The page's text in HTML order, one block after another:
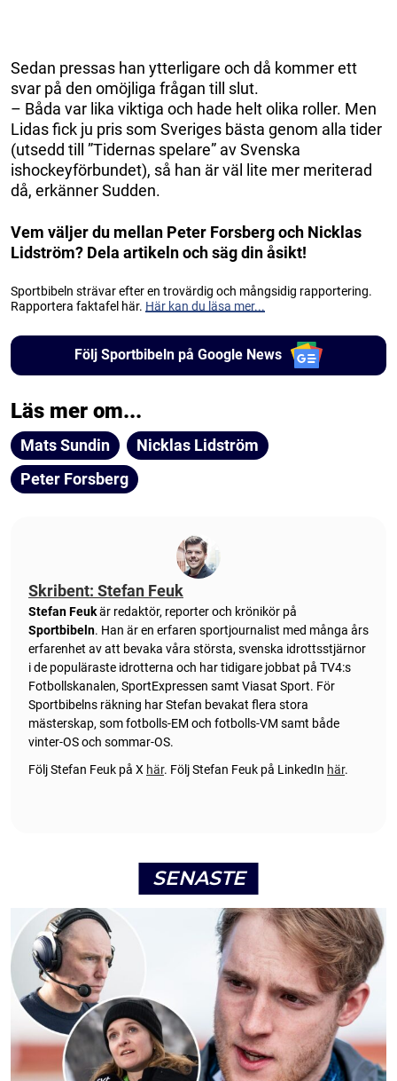
Sedan pressas han ytterligare och då kommer ett
svar på den omöjliga frågan till slut.
– Båda var lika viktiga och hade helt olika roller. Men
Lidas fick ju pris som Sveriges bästa genom alla tider
(utsedd till ”Tidernas spelare” av Svenska
ishockeyförbundet), så han är väl lite mer meriterad
då, erkänner Sudden.
Vem väljer du mellan Peter Forsberg och Nicklas
Lidström? Dela artikeln och säg din åsikt!
Sportbibeln strävar efter en trovärdig och mångsidig rapportering.
Rapportera faktafel här. Här kan du läsa mer...
Följ Sportbibeln på Google News
Läs mer om...
Mats Sundin
Nicklas Lidström
Peter Forsberg
Skribent: Stefan Feuk
Stefan Feukär redaktör, reporter och krönikör på
Sportbibeln. Han är en erfaren sportjournalist med många års
erfarenhet av att bevaka våra största, svenska idrottsstjärnor
i de populäraste idrotterna och har tidigare jobbat på TV4:s
Fotbollskanalen, SportExpressen samt Viasat Sport. För
Sportbibelns räkning har Stefan bevakat flera stora
mästerskap, som fotbolls-EM och fotbolls-VM samt både
vinter-OS och sommar-OS.
Följ Stefan Feuk på X här. Följ Stefan Feuk på LinkedIn här.
SENASTE